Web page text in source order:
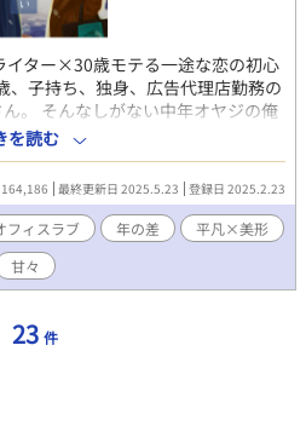
イター×30歳モテる一途な恋の初心
、子持ち、独身、広告代理店勤務の
。 そんなしがない中年オヤジの俺
いうのはいるもので。 ひとまわり
見た目がよく、仕事が出来、モテ
、俺のようなおっさんに毎年バレン
それがこの5年間、ずっと俺の心
わらずに待ち続けてくれたから、
に答えていきたいと思う。 樽前 ア
広告代理店のコピーライター、通称
の10年間、高校生の一人息子、凛太
内外の交流はほとんど断ってい
を読む
最終更新日 2025.5.23 登録日 2025.2.23
フィスラブ 年の差
平凡×美形
甘々
23 件